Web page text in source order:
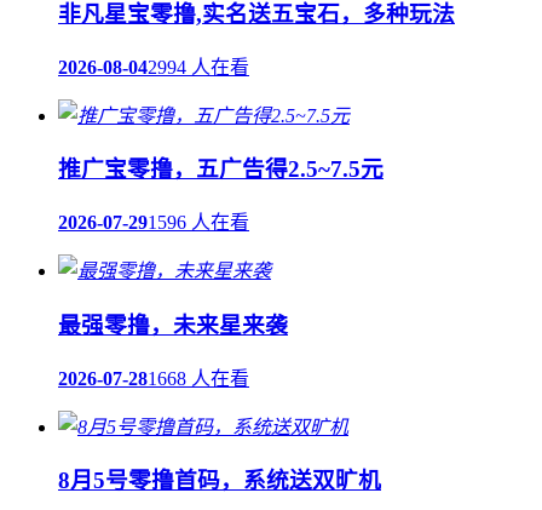
非凡星宝零撸,实名送五宝石，多种玩法
2026-08-042994 人在看
推广宝零撸，五广告得2.5~7.5元
2026-07-291596 人在看
最强零撸，未来星来袭
2026-07-281668 人在看
8月5号零撸首码，系统送双旷机